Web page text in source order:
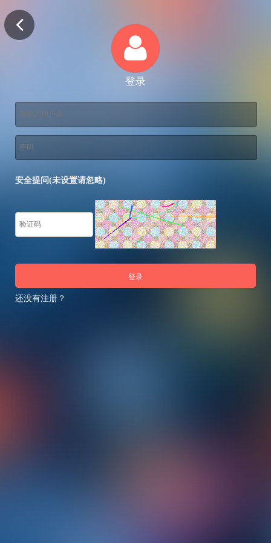
登录
安全提问(未设置请忽略)
登录
还没有注册？